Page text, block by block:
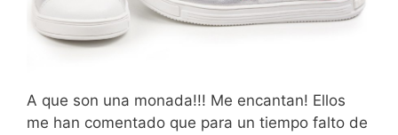
A que son una monada!!! Me encantan! Ellos
me han comentado que para un tiempo falto de